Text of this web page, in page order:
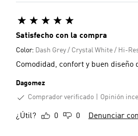
Satisfecho con la compra
Color: Dash Grey / Crystal White / Hi-
Comodidad, confort y buen
Dagomez
Comprador verificado
Opinión
¿Útil? 0 0 Denunciar